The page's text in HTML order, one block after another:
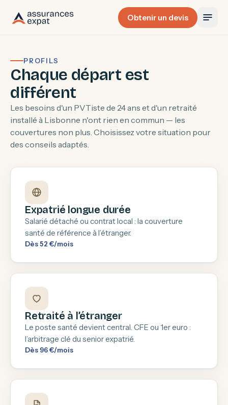
Obtenir un devis
PROFILS
Chaque départ est
différent
Les besoins d'un PVTiste de 24 ans et d'un retraité
installé à Lisbonne n'ont rien en commun — les
couvertures non plus. Choisissez votre situation pour
des conseils adaptés.
Expatrié longue durée
Salarié détaché ou contrat local : la couverture
santé de référence à l’étranger.
Dès 52 €/mois
Retraité à l’étranger
Le poste santé devient central. CFE ou 1er euro :
l’arbitrage clé du senior expatrié.
Dès 96 €/mois